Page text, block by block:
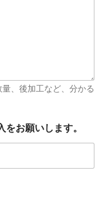
、後加工など、分かる
お願いします。